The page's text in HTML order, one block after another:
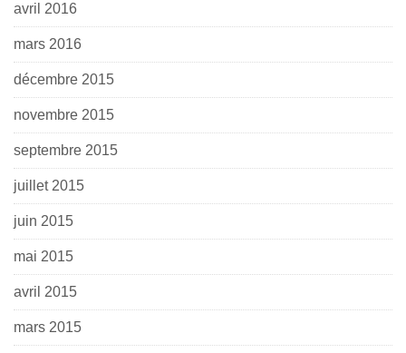
avril 2016
mars 2016
décembre 2015
novembre 2015
septembre 2015
juillet 2015
juin 2015
mai 2015
avril 2015
mars 2015